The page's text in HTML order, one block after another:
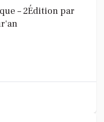
– 2Édition par